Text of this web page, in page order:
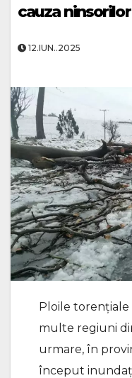
cauza
12.IUN..2025
Ploile torențiale
multe regiuni
urmare, în
început